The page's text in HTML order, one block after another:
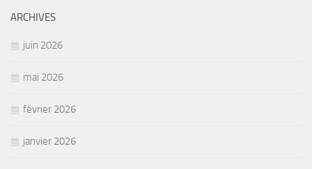
ARCHIVES
juin 2026
mai 2026
février 2026
janvier 2026